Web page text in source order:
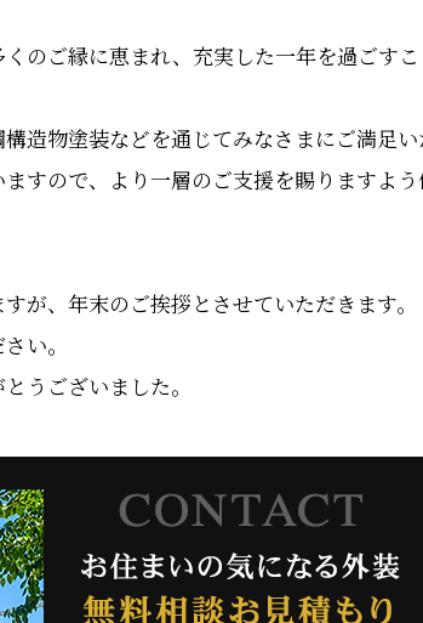
のご縁に恵まれ、充実した一年を過ごすこ
造物塗装などを通じてみなさまにご満足
すので、より一層のご支援を賜りますよ
が、年末のご挨拶とさせていただきます。
い。
うございました。